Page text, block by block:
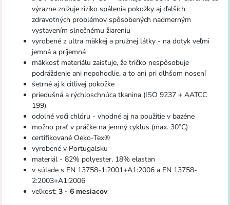
výrazne znižuje riziko spálenia pokožky aj ďalších
zdravotných problémov spôsobených nadmerným
vystavením slnečnému žiareniu
vyrobené z ultra mäkkej a pružnej látky - na dotyk veľmi
jemná a príjemná
mäkkosť materiálu zaisťuje, že tričko nespôsobuje
podráždenie ani nepohodlie, a to ani pri dlhšom nosení
šetrné aj k citlivej pokožke
priedušná a rýchloschnúca tkanina (ISO 9237 + AATCC
199)
odolné voči chlóru - vhodné aj na použitie v bazéne
možno prať v práčke na jemný cyklus (max. 30°C)
certifikované Oeko-Tex®
vyrobené v Portugalsku
materiál - 82% polyester, 18% elastan
v súlade s EN 13758-1:2001+A1:2006 a EN 13758-
2:2003+A1:2006
veľkosť: 3 - 6 mesiacov